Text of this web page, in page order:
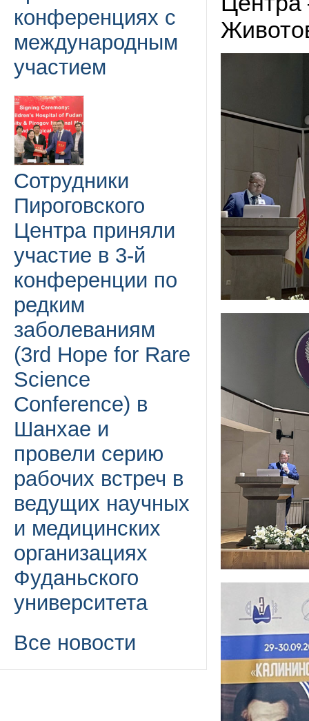
конференциях с
международным
участием
Сотрудники
Пироговского
Центра приняли
участие в 3-й
конференции по
редким
заболеваниям
(3rd Hope for Rare
Science
Conference) в
Шанхае и
провели серию
рабочих встреч в
ведущих научных
и медицинских
организациях
Фуданьского
университета
Все новости